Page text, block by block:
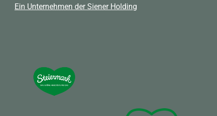
Ein Unternehmen der Siener Holding